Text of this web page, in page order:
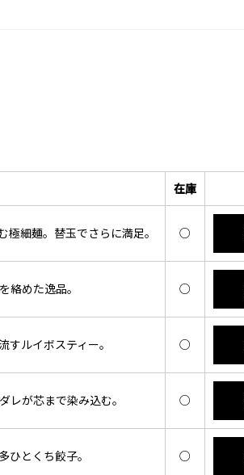
在庫
極細麺。替玉でさらに満足。 ○
絡めた逸品。 ○
ルイボスティー。 ○
レが芯まで染み込む。 ○
ひとくち餃子。 ○